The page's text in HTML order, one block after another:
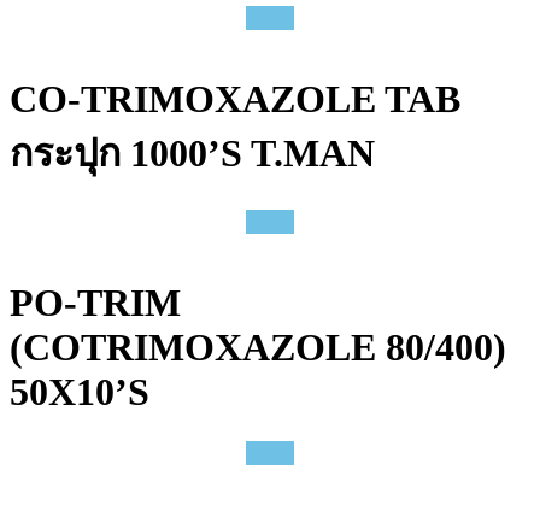
CO-TRIMOXAZOLE TAB
กระปุก 1000’S T.MAN
PO-TRIM
(COTRIMOXAZOLE 80/400)
50X10’S